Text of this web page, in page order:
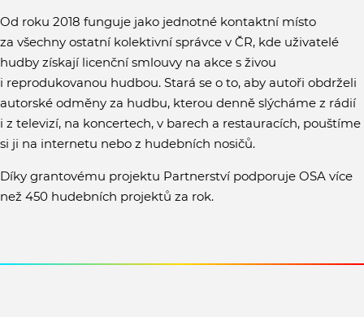
Od roku 2018 funguje jako jednotné kontaktní místo
za všechny ostatní kolektivní správce v ČR, kde uživatelé
hudby získají licenční smlouvy na akce s živou
i reprodukovanou hudbou. Stará se o to, aby autoři obdrželi
autorské odměny za hudbu, kterou denně slýcháme z rádií
i z televizí, na koncertech, v barech a restauracích, pouštíme
si ji na internetu nebo z hudebních nosičů.
Díky grantovému projektu Partnerství podporuje OSA více
než 450 hudebních projektů za rok.